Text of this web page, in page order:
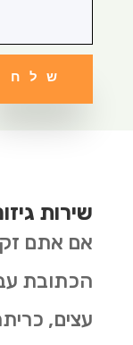
שלח
שירות
אם אתם
הכתובת
עצים,